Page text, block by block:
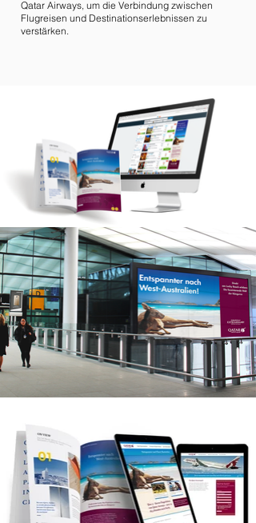
Qatar Airways, um die Verbindung zwischen
Flugreisen und Destinationserlebnissen zu
verstärken.